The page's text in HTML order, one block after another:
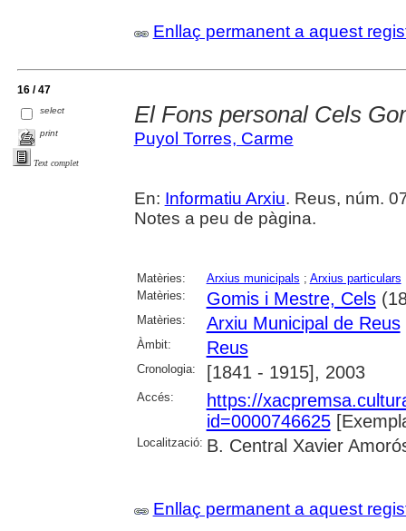
Enllaç permanent a aquest
16 / 47
select
print
Text complet
El Fons personal Cels
Puyol Torres, Carme
En: Informatiu Arxiu. Reus, núm.
Notes a peu de pàgina.
Matèries: Arxius municipals ; Arxius particulars
Matèries:
Gomis i Mestre, Cels
Matèries: Arxiu Municipal de Reus
Àmbit: Reus
Cronologia: [1841 - 1915], 2003
Accés:
https://
id=0000746625
Localització: B. Central Xavier
Enllaç permanent a aquest